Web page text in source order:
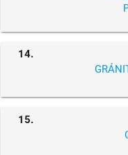
14.
15.